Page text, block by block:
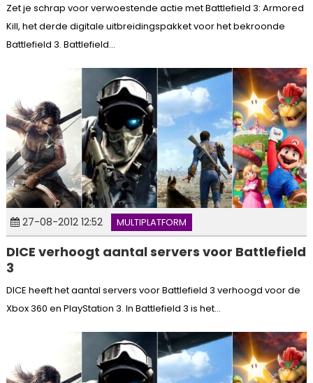
Zet je schrap voor verwoestende actie met Battlefield 3: Armored
Kill, het derde digitale uitbreidingspakket voor het bekroonde
Battlefield 3. Battlefield...
27-08-2012 12:52 MULTIPLATFORM
DICE verhoogt aantal servers voor Battlefield
3
DICE heeft het aantal servers voor Battlefield 3 verhoogd voor de
Xbox 360 en PlayStation 3. In Battlefield 3 is het...